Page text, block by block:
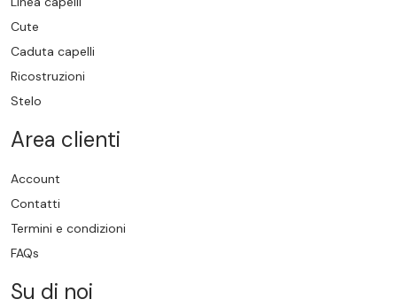
Cute
Caduta capelli
Ricostruzioni
Stelo
Area clienti
Account
Contatti
Termini e condizioni
FAQs
Su di noi